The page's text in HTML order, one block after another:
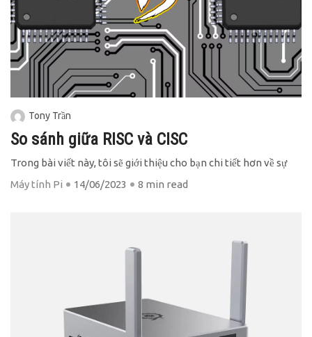
Tony Trần
So sánh giữa RISC và CISC
Trong bài viết này, tôi sẽ giới thiệu cho bạn chi tiết hơn về sự
Máy tính Pi
14/06/2023 8 min read